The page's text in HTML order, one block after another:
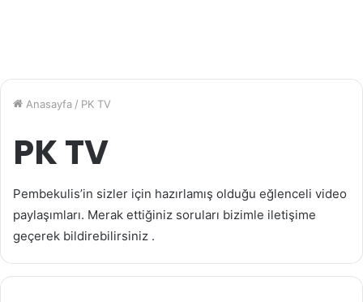
Anasayfa / PK TV
PK TV
Pembekulis’in sizler için hazırlamış olduğu eğlenceli video
paylaşımları. Merak ettiğiniz soruları bizimle iletişime
geçerek bildirebilirsiniz .